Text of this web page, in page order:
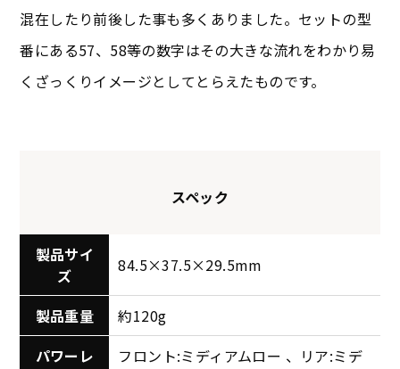
混在したり前後した事も多くありました。セットの型
番にある57、58等の数字はその大きな流れをわかり易
くざっくりイメージとしてとらえたものです。
スペック
製品サイ
ズ
84.5×37.5×29.5mm
製品重量
約120g
パワーレ
フロント:ミディアムロー 、リア:ミデ